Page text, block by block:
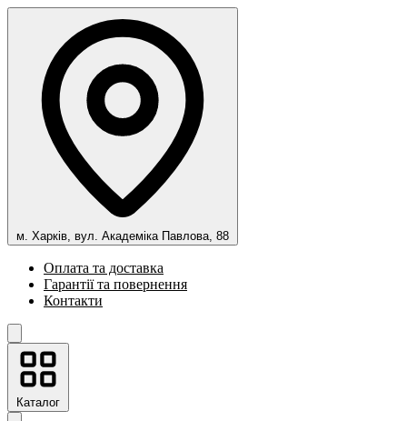
м. Харків, вул. Академіка Павлова, 88
Оплата та доставка
Гарантії та повернення
Контакти
Каталог